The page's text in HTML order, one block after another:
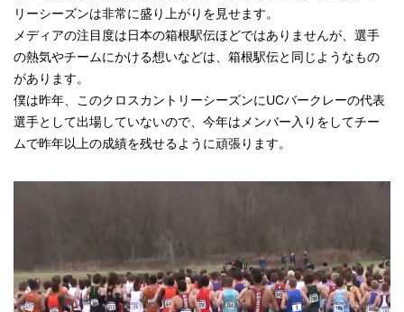
リーシーズンは非常に盛り上がりを見せます。
メディアの注目度は日本の箱根駅伝ほどではありませんが、選手
の熱気やチームにかける想いなどは、箱根駅伝と同じようなもの
があります。
僕は昨年、このクロスカントリーシーズンにUCバークレーの代表
選手として出場していないので、今年はメンバー入りをしてチー
ムで昨年以上の成績を残せるように頑張ります。